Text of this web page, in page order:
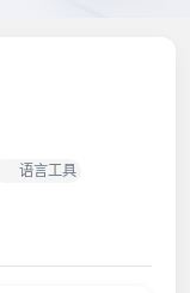
语言工具